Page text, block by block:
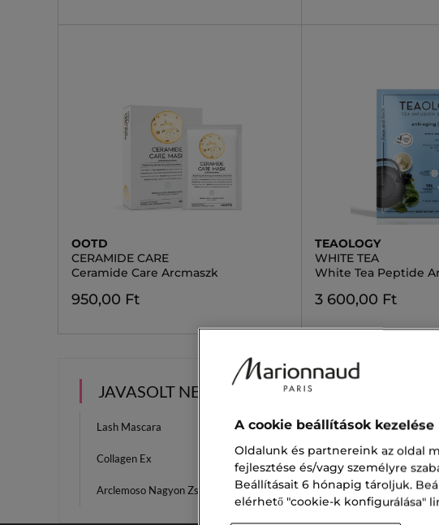
OOTD
CERAMIDE CARE
Ceramide Care Arcmaszk
950,00 Ft
TEAOLOGY
WHITE TEA
White Tea Peptide
3 600,00 Ft
JAVASOLT NEKED
Lash Mascara Kollagén Krém
Collagen Ex Sampon És Balzsam
Arclemoso Nagyon Zsíros Bőrre Laurent 44
A cookie beállítások kezelése
Oldalunk és partnereink az oldal
fejlesztése és/vagy személyre
Beállításait 6 hónapig tároljuk.
elérhető "cookie-k konfigurálása"